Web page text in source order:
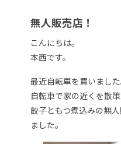
納車blog
会社概要
無人販売店！
こんにちは。
本西です。
最近自転車を買いました
自転車で家の近くを散策
餃子ともつ煮込みの無
ました。